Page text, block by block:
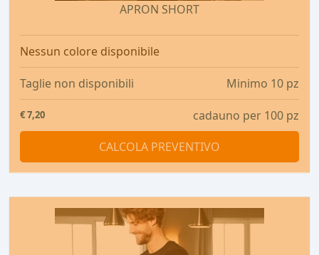
APRON SHORT
Nessun colore disponibile
Taglie non disponibili Minimo 10 pz
€7,20
cadauno per 100 pz
CALCOLA PREVENTIVO